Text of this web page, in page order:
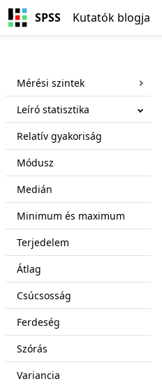
SPSS Kutatók blogja
Mérési szintek
Leíró statisztika
Relatív gyakoriság
Módusz
Medián
Minimum és maximum
Terjedelem
Átlag
Csúcsosság
Ferdeség
Szórás
Variancia